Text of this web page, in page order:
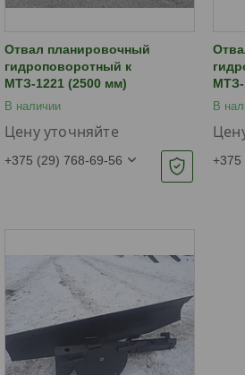
Отвал планировочный
гидроповоротный к
МТЗ-1221 (2500 мм)
В наличии
Цену уточняйте
+375 (29) 768-69-56
МТЗ-
В
+375